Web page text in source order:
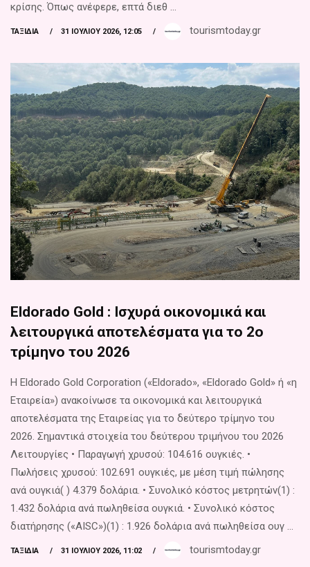
κρίσης. Όπως ανέφερε, επτά διεθ ...
ΤΑΞΊΔΙΑ 31 ΙΟΥΛΊΟΥ 2026, 12:05 tourismtoday.gr
Eldorado Gold : Ισχυρά οικονομικά και
λειτουργικά αποτελέσματα για το 2ο
τρίμηνο του 2026
Η Eldorado Gold Corporation («Eldorado», «Eldorado Gold» ή «η
Εταιρεία») ανακοίνωσε τα οικονομικά και λειτουργικά
αποτελέσματα της Εταιρείας για το δεύτερο τρίμηνο του
2026. Σημαντικά στοιχεία του δεύτερου τριμήνου του 2026
Λειτουργίες • Παραγωγή χρυσού: 104.616 ουγκιές. •
Πωλήσεις χρυσού: 102.691 ουγκιές, με μέση τιμή πώλησης
ανά ουγκιά( ) 4.379 δολάρια. • Συνολικό κόστος μετρητών(1) :
1.432 δολάρια ανά πωληθείσα ουγκιά. • Συνολικό κόστος
διατήρησης («AISC»)(1) : 1.926 δολάρια ανά πωληθείσα ουγ ...
ΤΑΞΊΔΙΑ 31 ΙΟΥΛΊΟΥ 2026, 11:02 tourismtoday.gr